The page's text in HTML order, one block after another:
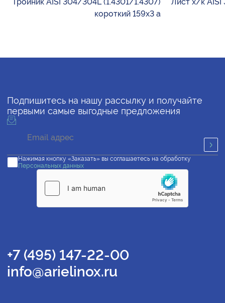
Тройник AISI 304/304L (1.4301/1.4307)
короткий 159х3 а
Лист х/к AISI
Подпишитесь на нашу рассылку и получайте
первыми самые выгодные предложения
Нажимая кнопку «Заказать» вы соглашаетесь на обработку
Персональных данных
+7 (495) 147-22-00
info@arielinox.ru